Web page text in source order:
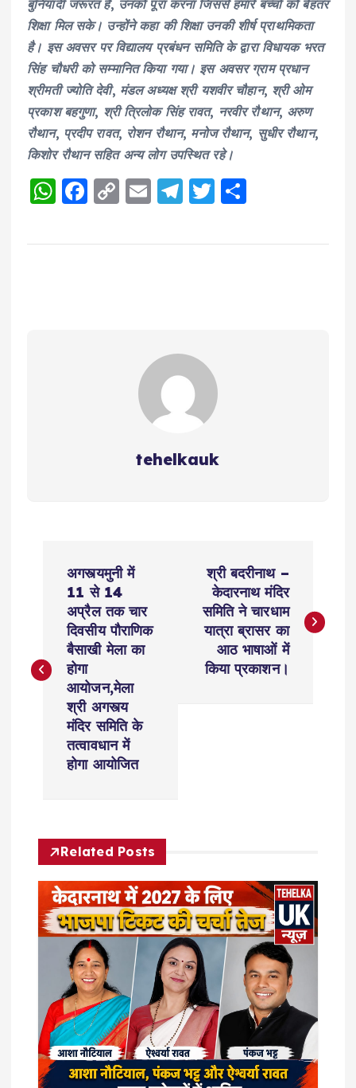
बुनियादी जरूरत है, उनको पूरा करना जिससे हमारे बच्चों को बेहतर
शिक्षा मिल सके। उन्होंने कहा की शिक्षा उनकी शीर्ष प्राथमिकता
है। इस अवसर पर विद्यालय प्रबंधन समिति के द्वारा विधायक भरत
सिंह चौधरी को सम्मानित किया गया। इस अवसर ग्राम प्रधान
श्रीमती ज्योति देवी, मंडल अध्यक्ष श्री यशवीर चौहान, श्री ओम
प्रकाश बहगुणा, श्री त्रिलोक सिंह रावत, नरवीर रौथान, अरुण
रौथान, प्रदीप रावत, रोशन रौथान, मनोज रौथान, सुधीर रौथान,
किशोर रौथान सहित अन्य लोग उपस्थित रहे।
W
a
F
c
C
p
E
ai
T
e
T
it a
tehelkauk
t
g
a
t
o
n
अगस्त्यमुनी में
11 से 14
अप्रैल तक चार
दिवसीय पौराणिक
बैसाखी मेला का
होगा
आयोजन,मेला
श्री अगस्त्य
मंदिर समिति के
तत्वावधान में
होगा आयोजित
श्री बदरीनाथ –
केदारनाथ मंदिर
समिति ने चारधाम
यात्रा ब्रासर का
आठ भाषाओं में
किया प्रकाशन।
Related Posts